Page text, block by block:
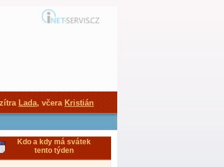
Kdo a kdy má svátek
tento týden
Lada, včera Kristián